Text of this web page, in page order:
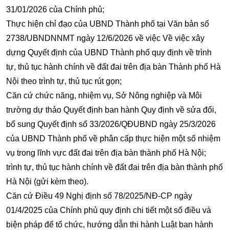
31/01/2026 của Chính phủ;
Thực hiện chỉ đạo của UBND Thành phố tại Văn bản số
2738/UBNDNNMT ngày 12/6/2026 về việc Về việc xây
dựng Quyết định của UBND Thành phố quy định về trình
tự, thủ tục hành chính về đất đai trên địa bàn Thành phố Hà
Nội theo trình tự, thủ tục rút gọn;
Căn cứ chức năng, nhiệm vụ, Sở Nông nghiệp và Môi
trường dự thảo Quyết định ban hành Quy định về sửa đổi,
bổ sung Quyết định số 33/2026/QĐUBND ngày 25/3/2026
của UBND Thành phố về phân cấp thực hiện một số nhiệm
vụ trong lĩnh vực đất đai trên địa bàn thành phố Hà Nội;
trình tự, thủ tục hành chính về đất đai trên địa bàn thành phố
Hà Nội (gửi kèm theo).
Căn cứ Điều 49 Nghị định số 78/2025/NĐ-CP ngày
01/4/2025 của Chính phủ quy định chi tiết một số điều và
biện pháp để tổ chức, hướng dẫn thi hành Luật ban hành